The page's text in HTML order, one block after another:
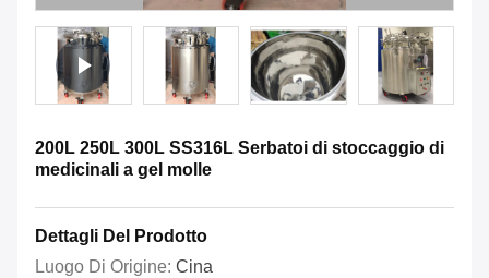
200L 250L 300L SS316L Serbatoi di stoccaggio di
medicinali a gel molle
Dettagli Del Prodotto
Luogo Di Origine: Cina